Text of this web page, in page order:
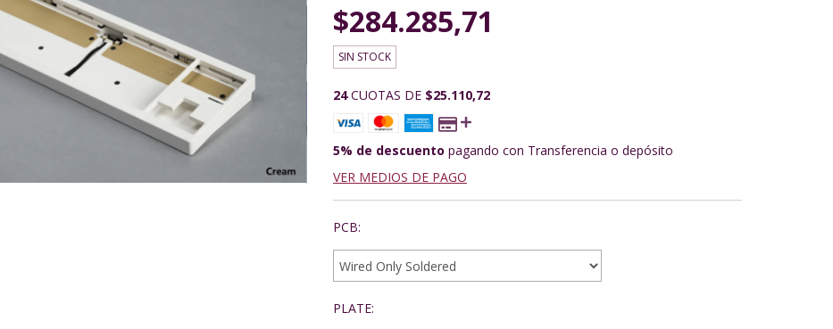
$284.285,71
SIN STOCK
24 CUOTAS DE $25.110,72
5% de descuento pagando con Transferencia o depósito
VER MEDIOS DE PAGO
PCB:
PLATE: